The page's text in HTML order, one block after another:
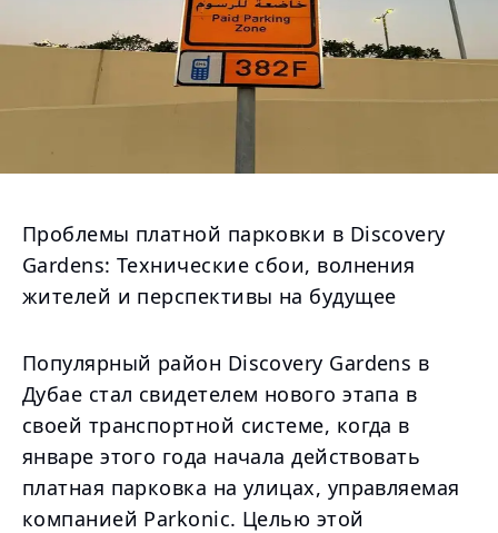
Проблемы платной парковки в Discovery
Gardens: Технические сбои, волнения
жителей и перспективы на будущее
Популярный район Discovery Gardens в
Дубае стал свидетелем нового этапа в
своей транспортной системе, когда в
январе этого года начала действовать
платная парковка на улицах, управляемая
компанией Parkonic. Целью этой